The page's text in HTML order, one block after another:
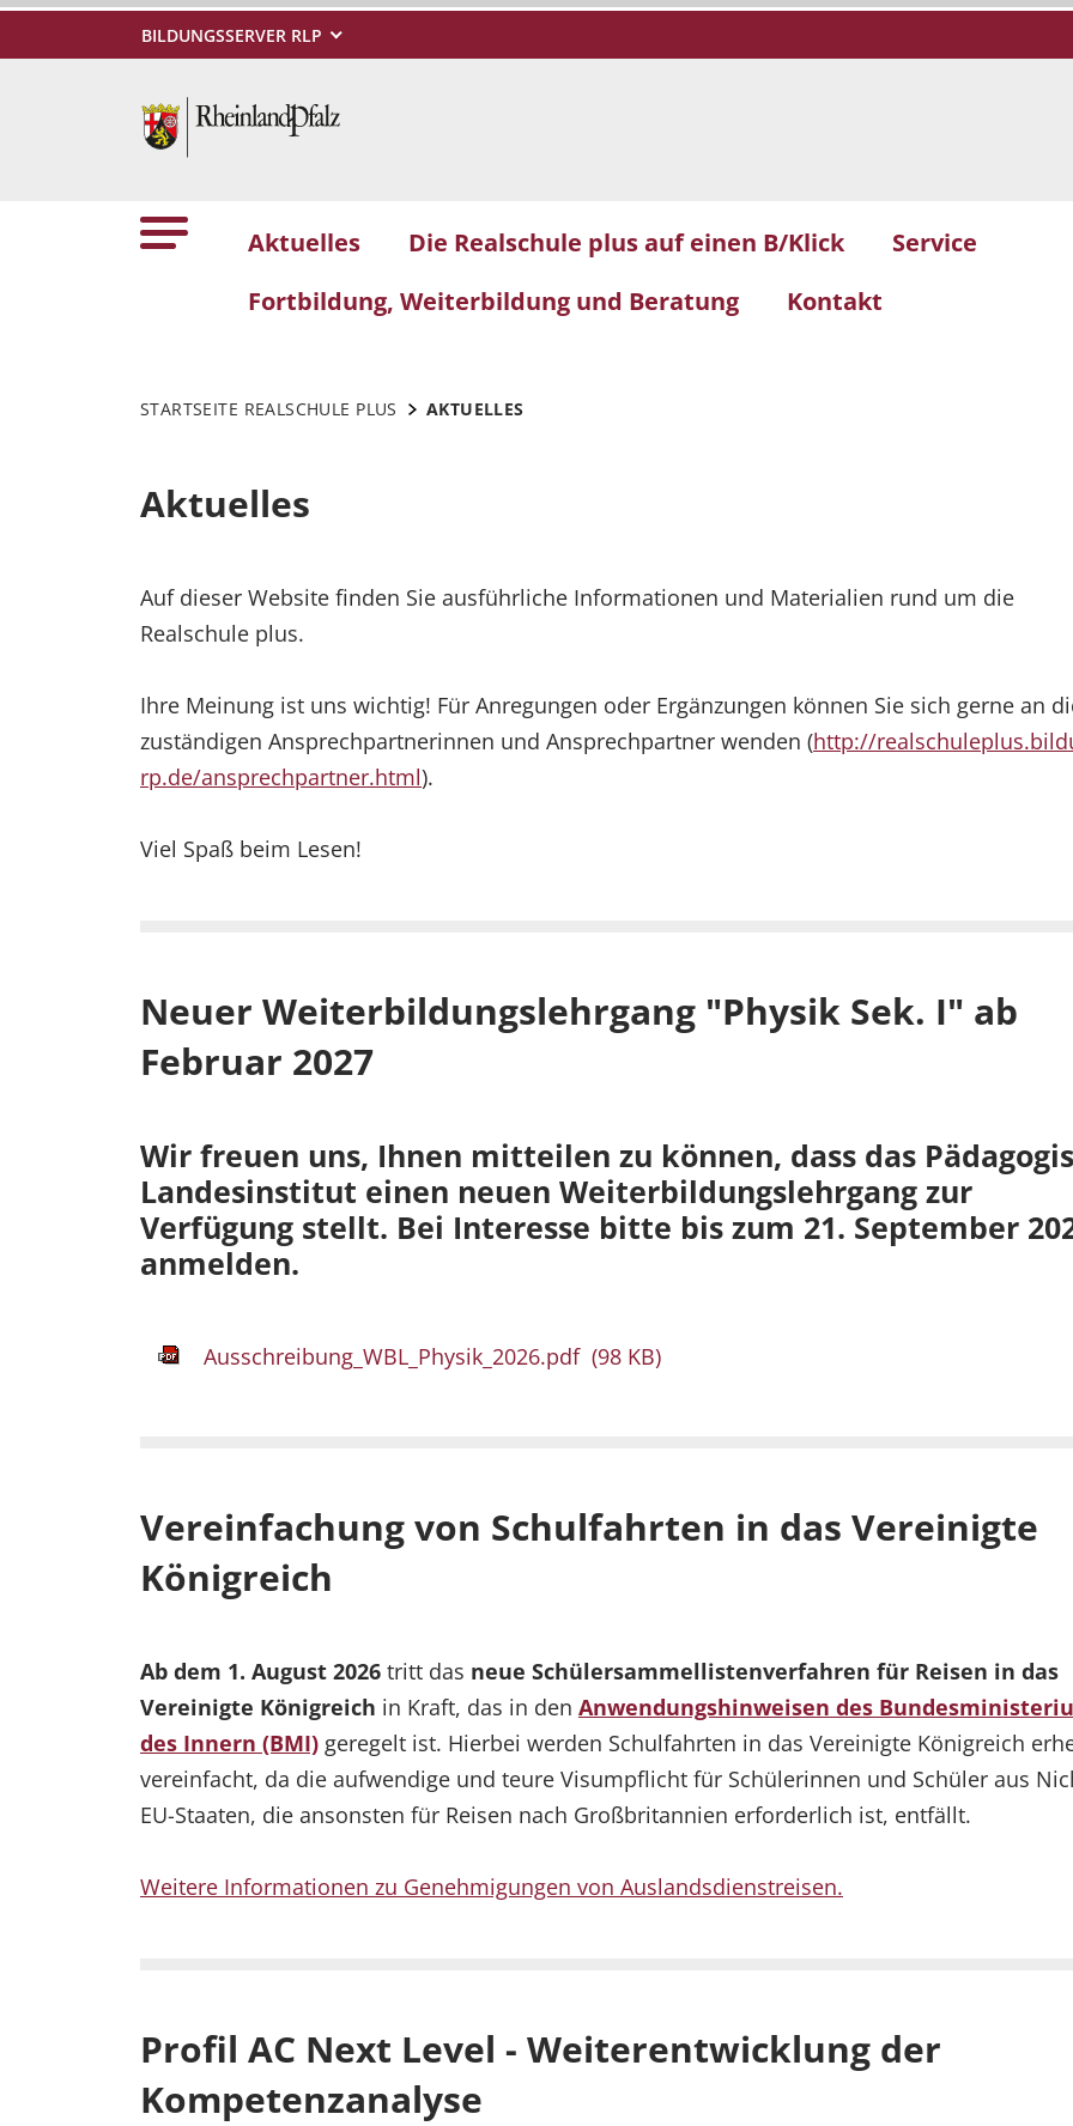
BILDUNGSSERVER RLP
Aktuelles Die Realschule plus auf einen B/Klick
Service
Fortbildung, Weiterbildung und Beratung
Kontakt
STARTSEITE REALSCHULE PLUS AKTUELLES
Aktuelles
Auf dieser Website finden Sie ausführliche Informationen und Materialien rund um die
Realschule plus.
Ihre Meinung ist uns wichtig! Für Anregungen oder Ergänzungen können Sie sich gerne an
zuständigen Ansprechpartnerinnen und Ansprechpartner wenden (http://
rp.de/ansprechpartner.html).
Viel Spaß beim Lesen!
Neuer Weiterbildungslehrgang "Physik Sek. I" ab
Februar 2027
Wir freuen uns, Ihnen mitteilen zu können, dass das
Landesinstitut einen neuen Weiterbildungslehrgang zur
Verfügung stellt. Bei Interesse bitte bis zum 21. September
anmelden.
Ausschreibung_WBL_Physik_2026.pdf (98 KB)
Vereinfachung von Schulfahrten in das Vereinigte
Königreich
Ab dem 1. August 2026 tritt das neue Schülersammellistenverfahren für Reisen in das
Vereinigte Königreich in Kraft, das in den Anwendungshinweisen des
des Innern (BMI) geregelt ist. Hierbei werden Schulfahrten in das Vereinigte Königreich
vereinfacht, da die aufwendige und teure Visumpflicht für Schülerinnen und Schüler aus
EU-Staaten, die ansonsten für Reisen nach Großbritannien erforderlich ist, entfällt.
Weitere Informationen zu Genehmigungen von Auslandsdienstreisen.
Profil AC Next Level - Weiterentwicklung der
Kompetenzanalyse